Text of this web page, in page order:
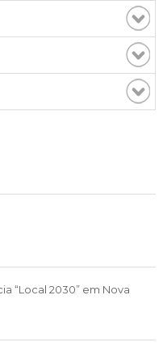
“Local 2030” em Nova